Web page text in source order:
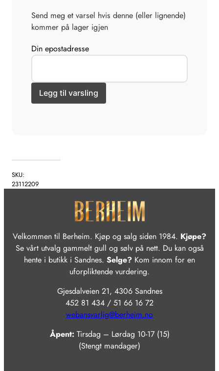
Send meg et varsel hvis denne (eller lignende)
kommer på lager igjen
Din epostadresse
SKU:
23112209
Velkommen til Berheim. Kjøp og salg siden 1984. Kjøpe?
Se vårt utvalg gammelt gull og sølv på nett. Du kan også
hente i butikk i Sandnes. Selge? Kom innom for en
uforpliktende vurdering.
Gjesdalveien 21, 4306 Sandnes
452 81 434 / 51 66 16 72
webansvarlig@berheim.no
Åpent: Tirsdag – Lørdag 10-17 (15)
(Stengt mandager)